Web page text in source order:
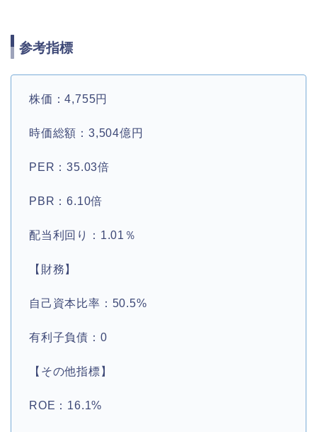
参考指標
株価：4,755円
時価総額：3,504億円
PER：35.03倍
PBR：6.10倍
配当利回り：1.01％
【財務】
自己資本比率：50.5%
有利子負債：0
【その他指標】
ROE：16.1%